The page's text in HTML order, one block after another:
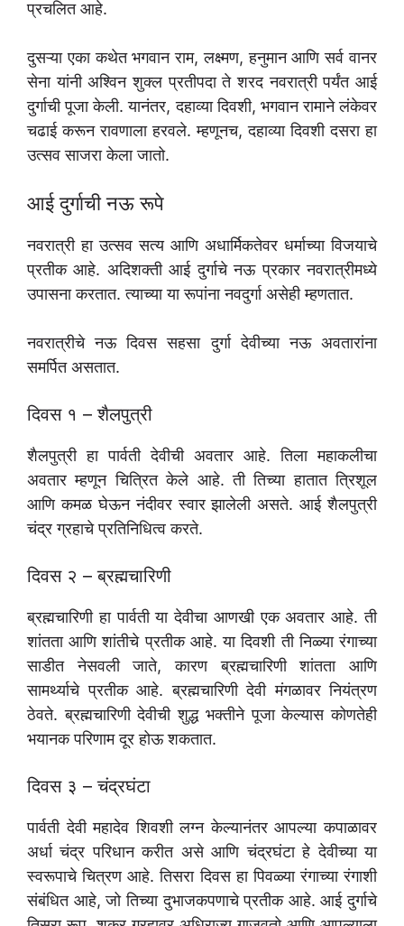
प्रचलित आहे.
दुसऱ्या एका कथेत भगवान राम, लक्ष्मण, हनुमान आणि सर्व वानर
सेना यांनी अश्विन शुक्ल प्रतीपदा ते शरद नवरात्री पर्यंत आई
दुर्गाची पूजा केली. यानंतर, दहाव्या दिवशी, भगवान रामाने लंकेवर
चढाई करून रावणाला हरवले. म्हणूनच, दहाव्या दिवशी दसरा हा
उत्सव साजरा केला जातो.
आई दुर्गाची नऊ रूपे
नवरात्री हा उत्सव सत्य आणि अधार्मिकतेवर धर्माच्या विजयाचे
प्रतीक आहे. अदिशक्ती आई दुर्गाचे नऊ प्रकार नवरात्रीमध्ये
उपासना करतात. त्याच्या या रूपांना नवदुर्गा असेही म्हणतात.
नवरात्रीचे नऊ दिवस सहसा दुर्गा देवीच्या नऊ अवतारांना
समर्पित असतात.
दिवस १ – शैलपुत्री
शैलपुत्री हा पार्वती देवीची अवतार आहे. तिला महाकलीचा
अवतार म्हणून चित्रित केले आहे. ती तिच्या हातात त्रिशूल
आणि कमळ घेऊन नंदीवर स्वार झालेली असते. आई शैलपुत्री
चंद्र ग्रहाचे प्रतिनिधित्व करते.
दिवस २ – ब्रह्मचारिणी
ब्रह्मचारिणी हा पार्वती या देवीचा आणखी एक अवतार आहे. ती
शांतता आणि शांतीचे प्रतीक आहे. या दिवशी ती निळ्या रंगाच्या
साडीत नेसवली जाते, कारण ब्रह्मचारिणी शांतता आणि
सामर्थ्याचे प्रतीक आहे. ब्रह्मचारिणी देवी मंगळावर नियंत्रण
ठेवते. ब्रह्मचारिणी देवीची शुद्ध भक्तीने पूजा केल्यास कोणतेही
भयानक परिणाम दूर होऊ शकतात.
दिवस ३ – चंद्रघंटा
पार्वती देवी महादेव शिवशी लग्न केल्यानंतर आपल्या कपाळावर
अर्धा चंद्र परिधान करीत असे आणि चंद्रघंटा हे देवीच्या या
स्वरूपाचे चित्रण आहे. तिसरा दिवस हा पिवळ्या रंगाच्या रंगाशी
संबंधित आहे, जो तिच्या दुभाजकपणाचे प्रतीक आहे. आई दुर्गाचे